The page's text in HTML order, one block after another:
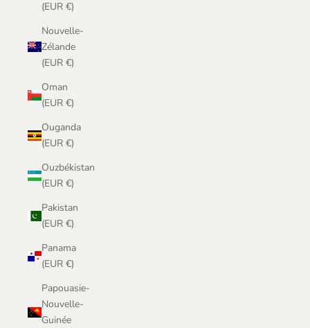
(EUR €)
Nouvelle-
Zélande
(EUR €)
Oman
(EUR €)
Ouganda
(EUR €)
Ouzbékistan
(EUR €)
Pakistan
(EUR €)
Panama
(EUR €)
Papouasie-
Nouvelle-
Guinée